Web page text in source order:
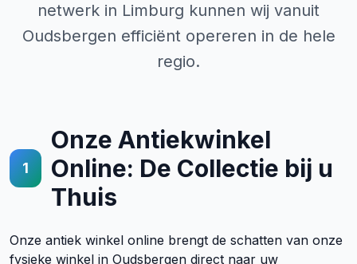
netwerk in Limburg kunnen wij vanuit
Oudsbergen efficiënt opereren in de hele
regio.
1
Onze Antiekwinkel
Online: De Collectie bij u
Thuis
Onze antiek winkel online brengt de schatten van onze
fysieke winkel in Oudsbergen direct naar uw